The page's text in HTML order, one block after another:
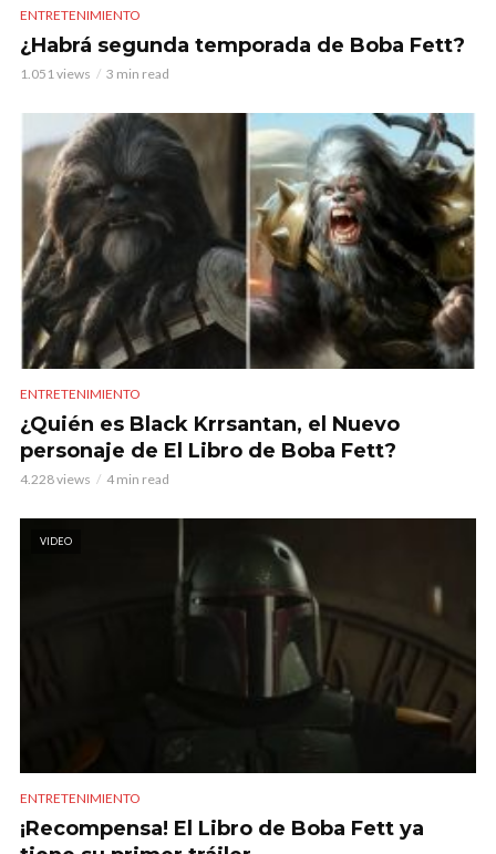
ENTRETENIMIENTO
¿Habrá segunda temporada de Boba Fett?
1.051 views 3 min read
ENTRETENIMIENTO
¿Quién es Black Krrsantan, el Nuevo
personaje de El Libro de Boba Fett?
4.228 views 4 min read
VIDEO
ENTRETENIMIENTO
¡Recompensa! El Libro de Boba Fett ya